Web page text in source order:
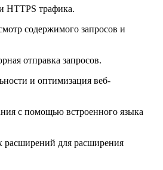
HTTPS трафика.
содержимого запросов и
отправка запросов.
и оптимизация веб-
с помощью встроенного языка
расширений для расширения